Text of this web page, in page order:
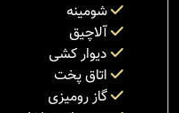
شومینه
آلاچیق
دیوار کشی
اتاق پخت
گاز رومیزی